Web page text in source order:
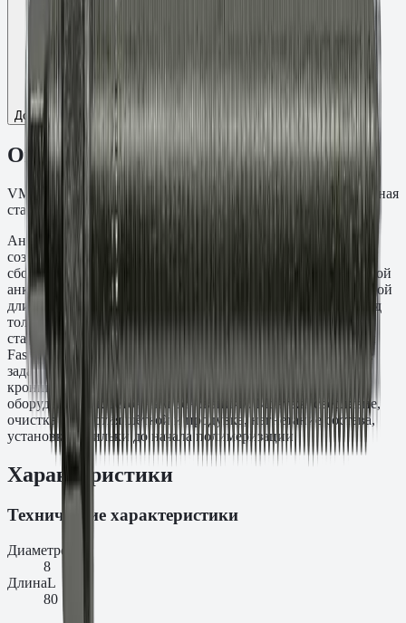
Добавить к сравнению
Описание
VMU-A Шпилька резьба M8, L=80 мм, t=10 мм. Оцинкованная
сталь кл.пр. 8.8.
Анкерная шпилька VMU-A M8×80 мм предназначена для
создания резьбовых точек крепления в монолитных и
сборных железобетонных конструкциях методом химической
анкеровки. Глубина заделки составляет 10 мм при суммарной
длине стержня 80 мм — выступающая часть рассчитана под
толщину прикрепляемой детали. Материал: Оцинкованная
сталь кл.пр. 8.8. Применяется с инъекционными составами
Fasty серий VE-SF, VE-Polar, VME-600 и PE-SF. Типичные
задачи: крепление несущих стальных колонн, фасадных
кронштейнов, подкрановых балок и промышленного
оборудования к бетонным основаниям. Монтаж: сверление,
очистка отверстия щёткой и продувка, нагнетание состава,
установка шпильки до начала полимеризации.
Характеристики
Технические характеристики
Диаметрd₀
8
ДлинаL
80